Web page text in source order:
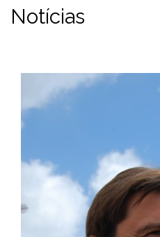
Notícias